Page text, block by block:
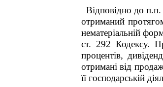
Відповідно до
отриманий
нематеріальній
ст. 292 Кодексу.
процентів,
отримані від
її господарській